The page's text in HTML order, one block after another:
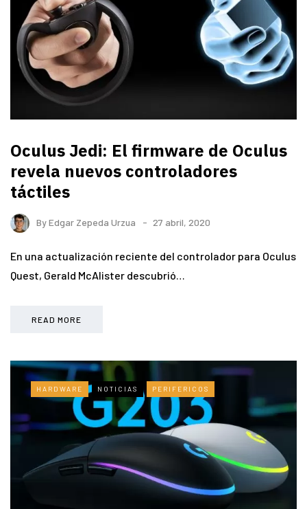
Oculus Jedi: El firmware de Oculus
revela nuevos controladores
táctiles
ByEdgar Zepeda Urzua 27 abril, 2020
En una actualización reciente del controlador para Oculus
Quest, Gerald McAlister descubrió…
READ MORE
HARDWARE NOTICIAS PERIFERICOS